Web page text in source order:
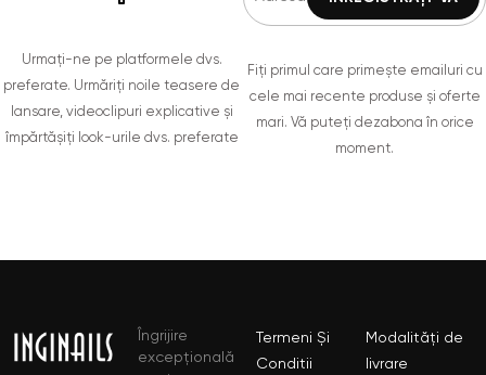
Urmați-ne pe platformele dvs.
preferate. Urmăriți noile teasere de
lansare, videoclipuri explicative și
împărtășiți look-urile dvs. preferate
Fiți primul care primește emailuri cu
cele mai recente produse și oferte
mari. Vă puteți dezabona în orice
moment.
Îngrijire
excepțională
Termeni Și
Conditii
Modalități de
livrare